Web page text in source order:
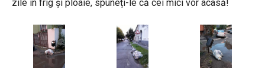
zile în frig și ploaie, spuneți-le că cei mici vor acasă!